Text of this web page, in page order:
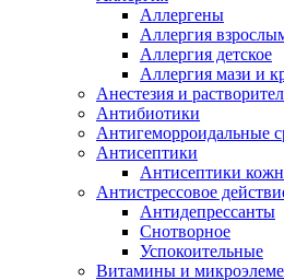
Аллергены
Аллергия
Аллергия детское
Аллергия мази и
Анестезия и
Антибиотики
Антигеморроидальные
Антисептики
Антисептики
Антистрессовое
Антидепрессанты
Снотворное
Успокоительные
Витамины и